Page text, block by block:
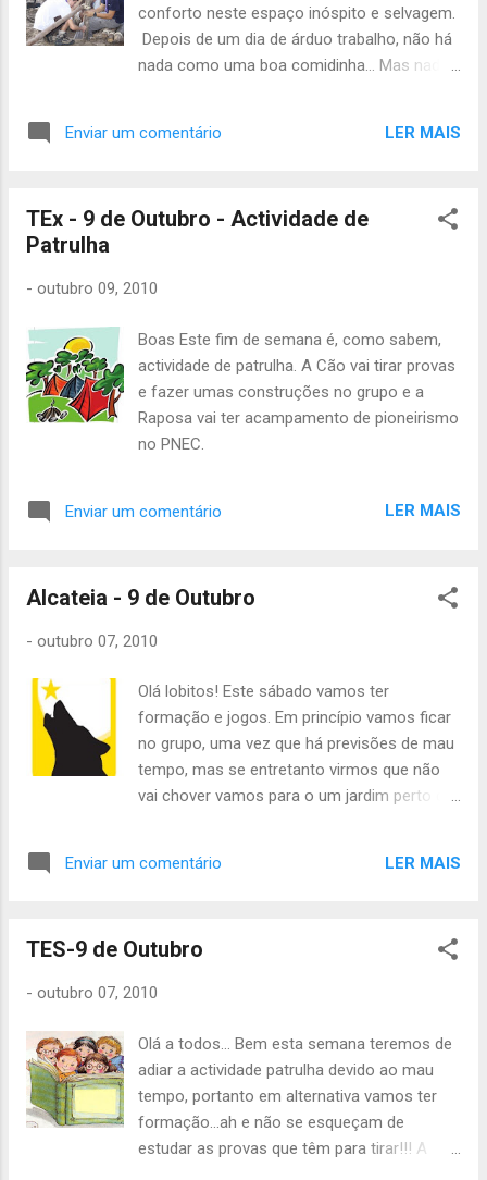
leite) • Saco Cama • Estojo Higiene • Papel e
Caneta • Cantil • 1 Pilha AAA - Prato,
cada patrulha leve a sua ementa e a lista de
euros por ...
conforto neste espaço inóspito e selvagem.
Depois de um dia de árduo trabalho, não há
nada como uma boa comidinha... Mas nada
em dia, ao redor desta estrutura multi-
espera incessantemente por comida! Já
Enviar um comentário LER MAIS
TEx - 9 de Outubro - Actividade de
Patrulha
- outubro 09, 2010
Boas Este fim de semana é, como sabem,
actividade de patrulha. A Cão vai tirar provas
e fazer umas construções no grupo e a
Raposa vai ter acampamento de pioneirismo
no PNEC.
Enviar um comentário LER MAIS
Alcateia - 9 de Outubro
- outubro 07, 2010
Olá lobitos! Este sábado vamos ter
formação e jogos. Em princípio vamos ficar
no grupo, uma vez que há previsões de mau
tempo, mas se entretanto virmos que não
vai chover vamos para o um jardim perto do
lanche e também dinheiro para pagar as
faltem! :P) Inês Leal, Àquêlá
Enviar um comentário LER MAIS
TES-9 de Outubro
- outubro 07, 2010
Olá a todos... Bem esta semana teremos de
adiar a actividade patrulha devido ao mau
tempo, portanto em alternativa vamos ter
formação...ah e não se esqueçam de
estudar as provas que têm para tirar!!! A